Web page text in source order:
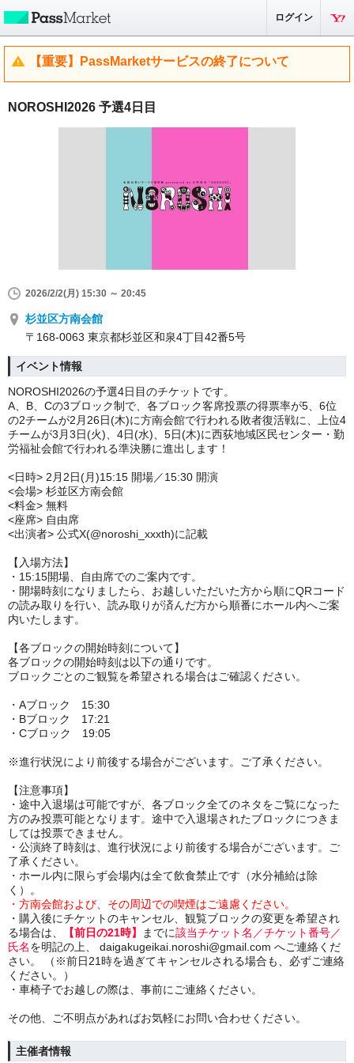
ログイン
【重要】PassMarketサービスの終了について
NOROSHI2026 予選4日目
2026/2/2(月) 15:30 ～ 20:45
杉並区方南会館
〒168-0063 東京都杉並区和泉4丁目42番5号
イベント情報
NOROSHI2026の予選4日目のチケットです。
A、B、Cの3ブロック制で、各ブロック客席投票の得票率が5、6位
の2チームが2月26日(木)に方南会館で行われる敗者復活戦に、上位4
チームが3月3日(火)、4日(水)、5日(木)に西荻地域区民センター・勤
労福祉会館で行われる準決勝に進出します！
<日時> 2月2日(月)15:15 開場／15:30 開演
<会場> 杉並区方南会館
<料金> 無料
<座席> 自由席
<出演者> 公式X(@noroshi_xxxth)に記載
【入場方法】
・15:15開場、自由席でのご案内です。
・開場時刻になりましたら、お越しいただいた方から順にQRコード
の読み取りを行い、読み取りが済んだ方から順番にホール内へご案
内いたします。
【各ブロックの開始時刻について】
各ブロックの開始時刻は以下の通りです。
ブロックごとのご観覧を希望される場合はご確認ください。
・Aブロック 15:30
・Bブロック 17:21
・Cブロック 19:05
※進行状況により前後する場合がございます。ご了承ください。
【注意事項】
・途中入退場は可能ですが、各ブロック全てのネタをご覧になった
方のみ投票可能となります。途中で入退場されたブロックにつきま
しては投票できません。
・公演終了時刻は、進行状況により前後する場合がございます。ご
了承ください。
・ホール内に限らず会場内は全て飲食禁止です（水分補給は除
く）。
・方南会館および、その周辺での喫煙はご遠慮ください。
・購入後にチケットのキャンセル、観覧ブロックの変更を希望され
る場合は、
【前日の21時】 までに該当チケット名／チケット番号／
氏名を明記の上、 daigakugeikai.noroshi@gmail.com へご連絡くだ
さい。 （※前日21時を過ぎてキャンセルされる場合も、必ずご連絡
ください。）
・車椅子でお越しの際は、事前にご連絡ください。
その他、ご不明点があればお気軽にお問い合わせください。
主催者情報